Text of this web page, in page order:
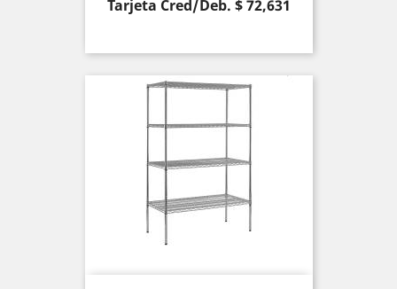
Tarjeta Cred/Deb. $ 72,631